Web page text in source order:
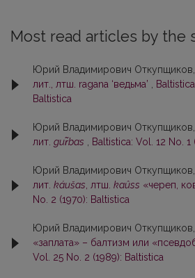
Most read articles by the
Юрий Владимирович Откупщиков,
лит., лтш. ragana ‘ведьма’
Baltistica
Юрий Владимирович Откупщиков,
лит. gur̃bas Baltistica: Vol. 12 No. 1
Юрий Владимирович Откупщиков,
лит. káušas , лтш. kaûss «череп,
No. 2 (1970): Baltistica
Юрий Владимирович Откупщиков,
«заплата» – балтизм или
Vol. 25 No. 2 (1989): Baltistica